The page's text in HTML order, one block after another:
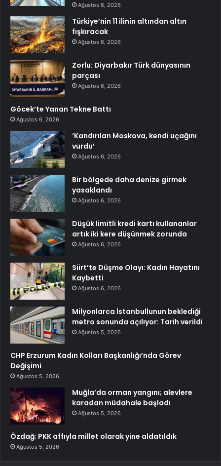
Ağustos 6, 2026
Türkiye’nin 11 ilinin altından altın
fışkıracak
Ağustos 6, 2026
Zorlu: Diyarbakır Türk dünyasının
parçası
Ağustos 6, 2026
Göcek’te Yanan Tekne Battı
Ağustos 6, 2026
‘Kandırılan Moskova, kendi uçağını
vurdu’
Ağustos 6, 2026
Bir bölgede daha denize girmek
yasaklandı
Ağustos 6, 2026
Düşük limitli kredi kartı kullananlar
artık iki kere düşünmek zorunda
Ağustos 6, 2026
Siirt’te Düşme Olayı: Kadın Hayatını
Kaybetti
Ağustos 6, 2026
Milyonlarca İstanbullunun beklediği
metro sonunda açılıyor: Tarih verildi
Ağustos 5, 2026
CHP Erzurum Kadın Kolları Başkanlığı’nda Görev
Değişimi
Ağustos 5, 2026
Muğla’da orman yangını; alevlere
karadan müdahale başladı
Ağustos 5, 2026
Özdağ: PKK affıyla millet olarak yine aldatıldık
Ağustos 5, 2026